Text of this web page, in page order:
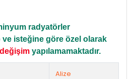
radyatörler
isteğine göre özel olarak
yapılamamaktadır.
Alize